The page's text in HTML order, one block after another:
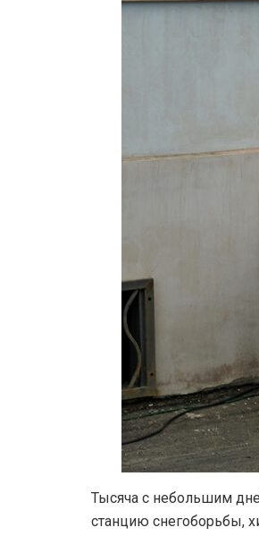
Тысяча с небольшим
станцию снегоборьбы,